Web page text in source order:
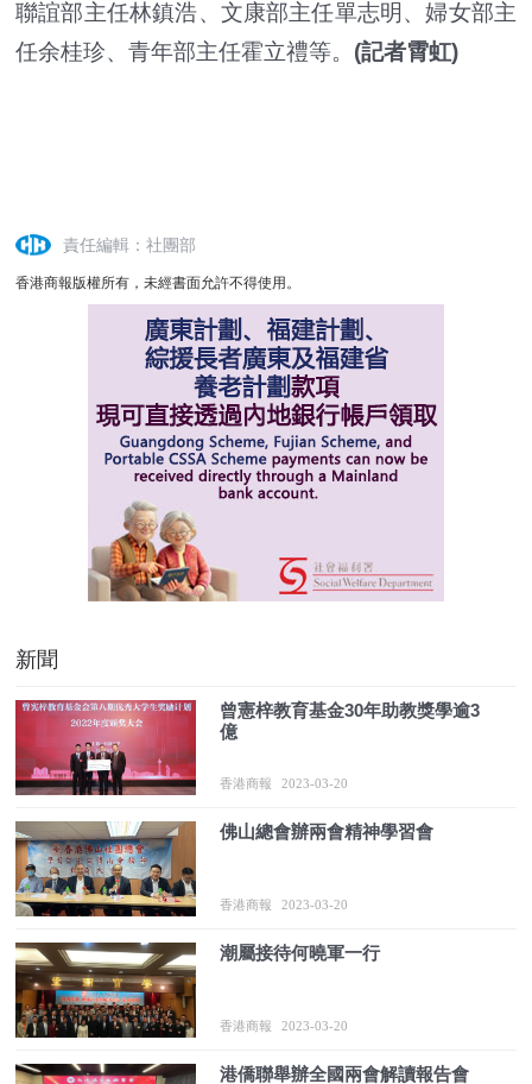
聯誼部主任林鎮浩、文康部主任單志明、婦女部主
任余桂珍、青年部主任霍立禮等。 (記者霄虹)
責任編輯：社團部
香港商報版權所有，未經書面允許不得使用。
新聞
曾憲梓教育基金30年助教獎學逾3
億
香港商報 2023-03-20
佛山總會辦兩會精神學習會
香港商報 2023-03-20
潮屬接待何曉軍一行
香港商報 2023-03-20
港僑聯舉辦全國兩會解讀報告會